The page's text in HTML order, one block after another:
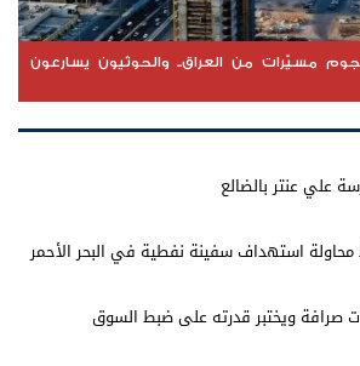
مسيّرات من العراق.. والحوثيون يسارعون
علي عنتر بالضالع
محاولة استهداف سفينة نفطية في البحر الأحمر
صرافة ويختبر قدرته على ضبط السوق